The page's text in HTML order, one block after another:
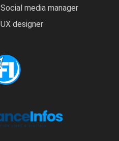
Social media manager
UX designer